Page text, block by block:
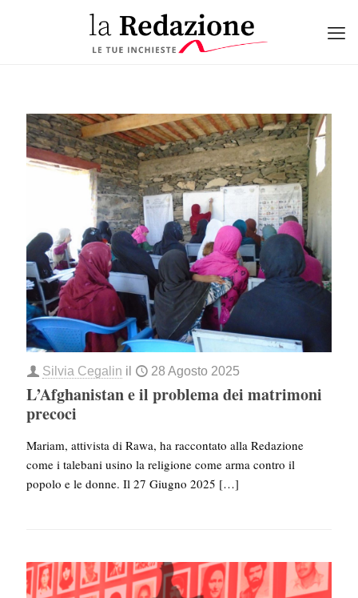
Silvia Cegalin il 28 Agosto 2025
L’Afghanistan e il problema dei matrimoni
precoci
Mariam, attivista di Rawa, ha raccontato alla Redazione
come i talebani usino la religione come arma contro il
popolo e le donne. Il 27 Giugno 2025 […]